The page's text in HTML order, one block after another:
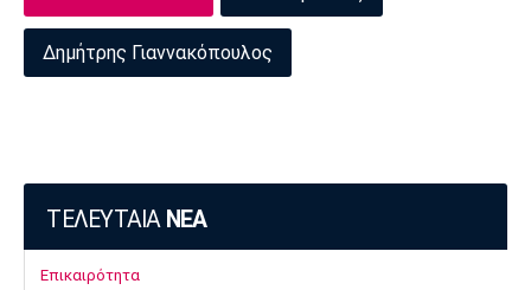
Πόρτο Μπενφίκα
Δημήτρης Γιαννακόπουλος
ΤΕΛΕΥΤΑΙΑ ΝΕΑ
Επικαιρότητα